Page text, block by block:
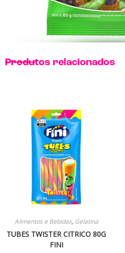
Produtos relacionados
Alimentos e Bebidas, Gelatina
TUBES TWISTER CITRICO 80G
FINI